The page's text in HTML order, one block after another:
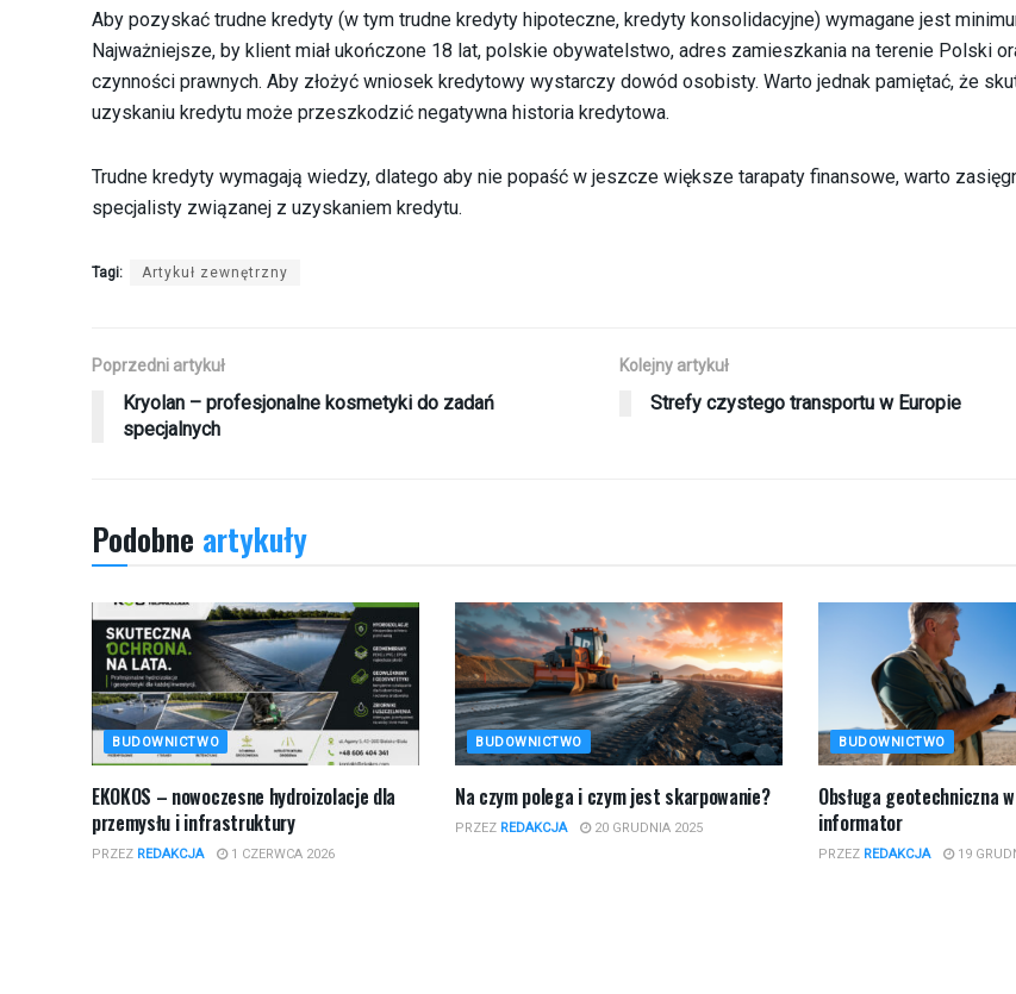
Aby pozyskać trudne kredyty (w tym trudne kredyty hipoteczne, kredyty konsolidacyjne) wymagane jest
Najważniejsze, by klient miał ukończone 18 lat, polskie obywatelstwo, adres zamieszkania na terenie Polski
czynności prawnych. Aby złożyć wniosek kredytowy wystarczy dowód osobisty. Warto jednak pamiętać, że
uzyskaniu kredytu może przeszkodzić negatywna historia kredytowa.
Trudne kredyty wymagają wiedzy, dlatego aby nie popaść w jeszcze większe tarapaty finansowe, warto
specjalisty związanej z uzyskaniem kredytu.
Tagi: Artykuł zewnętrzny
Poprzedni artykuł
Kryolan – profesjonalne kosmetyki do zadań
specjalnych
Kolejny artykuł
Strefy czystego transportu w Europie
Podobne artykuły
BUDOWNICTWO
EKOKOS – nowoczesne hydroizolacje dla
przemysłu i infrastruktury
PRZEZ REDAKCJA 1 CZERWCA 2026
BUDOWNICTWO
​Na czym polega i czym jest skarpowanie?
PRZEZ REDAKCJA 20 GRUDNIA 2025
BUDOWNICTWO
​Obsługa geotechniczna
informator
PRZEZ REDAKCJA 19